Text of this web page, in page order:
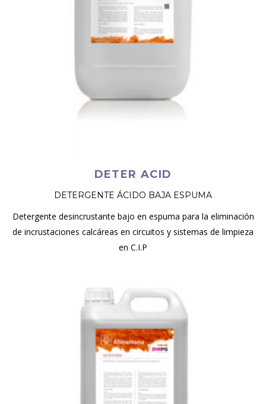
DETER ACID
DETERGENTE ÁCIDO BAJA ESPUMA
Detergente desincrustante bajo en espuma para la eliminación
de incrustaciones calcáreas en circuitos y sistemas de limpieza
en C.I.P